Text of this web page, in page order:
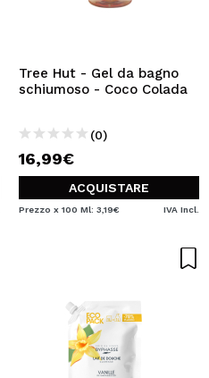
Tree Hut - Gel da bagno
schiumoso - Coco Colada
(0)
16,99€
ACQUISTARE
Prezzo x 100 Ml: 3,19€ IVA Incl.